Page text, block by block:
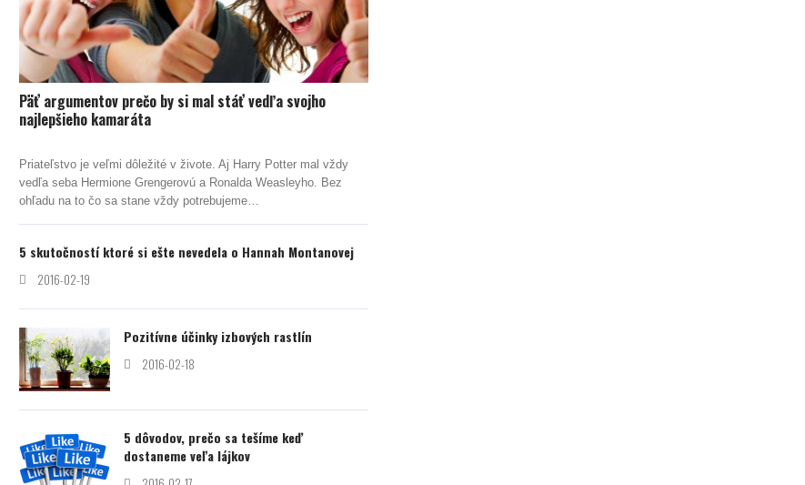
Päť argumentov prečo by si mal stáť vedľa svojho
najlepšieho kamaráta
Priateľstvo je veľmi dôležité v živote. Aj Harry Potter mal vždy
vedľa seba Hermione Grengerovú a Ronalda Weasleyho. Bez
ohľadu na to čo sa stane vždy potrebujeme…
5 skutočností ktoré si ešte nevedela o Hannah Montanovej
2016-02-19
Pozitívne účinky izbových rastlín
2016-02-18
5 dôvodov, prečo sa tešíme keď
dostaneme veľa lájkov